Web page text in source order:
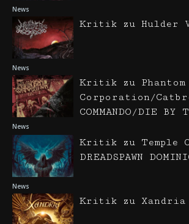
News
News
Kritik zu Hulder
News
Kritik zu Phantom
Corporation/
COMMANDO/DIE BY
News
Kritik zu Temple
DREADSPAWN
Kritik zu Xandria